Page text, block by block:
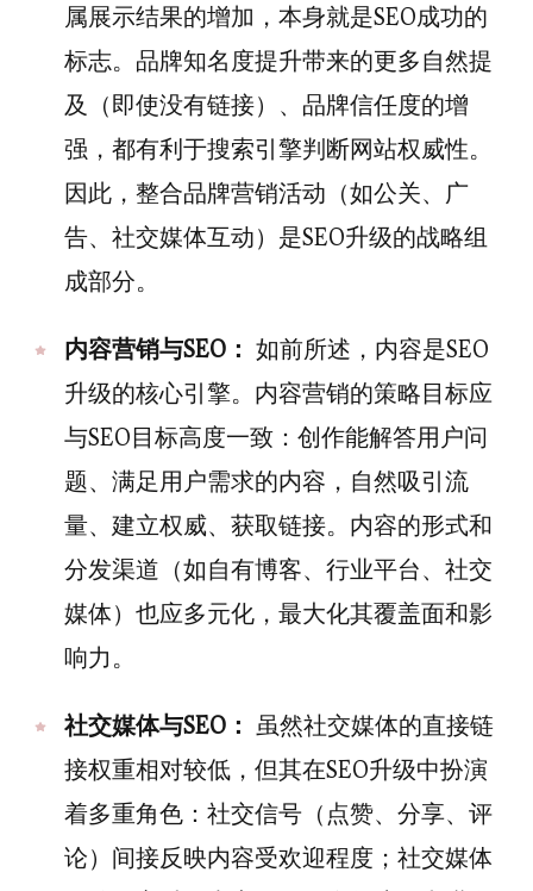
属展示结果的增加，本身就是SEO成功的
标志。品牌知名度提升带来的更多自然提
及（即使没有链接）、品牌信任度的增
强，都有利于搜索引擎判断网站权威性。
因此，整合品牌营销活动（如公关、广
告、社交媒体互动）是SEO升级的战略组
成部分。
内容营销与SEO： 如前所述，内容是SEO
升级的核心引擎。内容营销的策略目标应
与SEO目标高度一致：创作能解答用户问
题、满足用户需求的内容，自然吸引流
量、建立权威、获取链接。内容的形式和
分发渠道（如自有博客、行业平台、社交
媒体）也应多元化，最大化其覆盖面和影
响力。
社交媒体与SEO： 虽然社交媒体的直接链
接权重相对较低，但其在SEO升级中扮演
着多重角色：社交信号（点赞、分享、评
论）间接反映内容受欢迎程度；社交媒体